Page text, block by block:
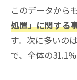
このデータから
処置」に関する
す。次に多いの
で、全体の